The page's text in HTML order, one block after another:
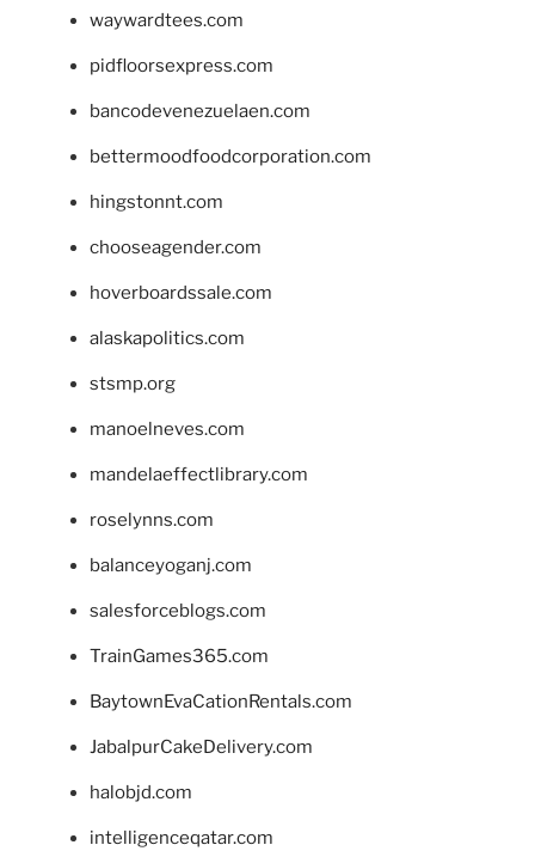
waywardtees.com
pidfloorsexpress.com
bancodevenezuelaen.com
bettermoodfoodcorporation.com
hingstonnt.com
chooseagender.com
hoverboardssale.com
alaskapolitics.com
stsmp.org
manoelneves.com
mandelaeffectlibrary.com
roselynns.com
balanceyoganj.com
salesforceblogs.com
TrainGames365.com
BaytownEvaCationRentals.com
JabalpurCakeDelivery.com
halobjd.com
intelligenceqatar.com